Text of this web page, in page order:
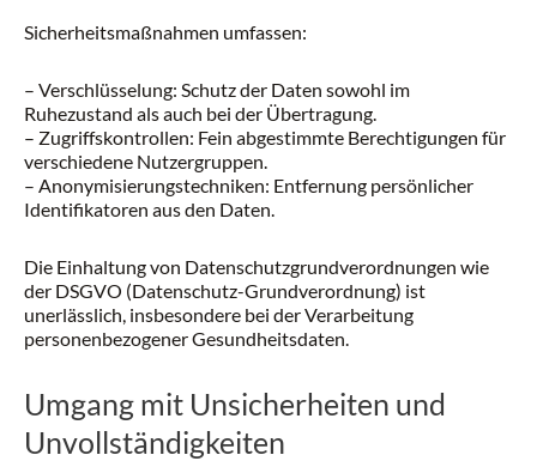
Sicherheitsmaßnahmen umfassen:
– Verschlüsselung: Schutz der Daten sowohl im
Ruhezustand als auch bei der Übertragung.
– Zugriffskontrollen: Fein abgestimmte Berechtigungen für
verschiedene Nutzergruppen.
– Anonymisierungstechniken: Entfernung persönlicher
Identifikatoren aus den Daten.
Die Einhaltung von Datenschutzgrundverordnungen wie
der DSGVO (Datenschutz-Grundverordnung) ist
unerlässlich, insbesondere bei der Verarbeitung
personenbezogener Gesundheitsdaten.
Umgang mit Unsicherheiten und
Unvollständigkeiten